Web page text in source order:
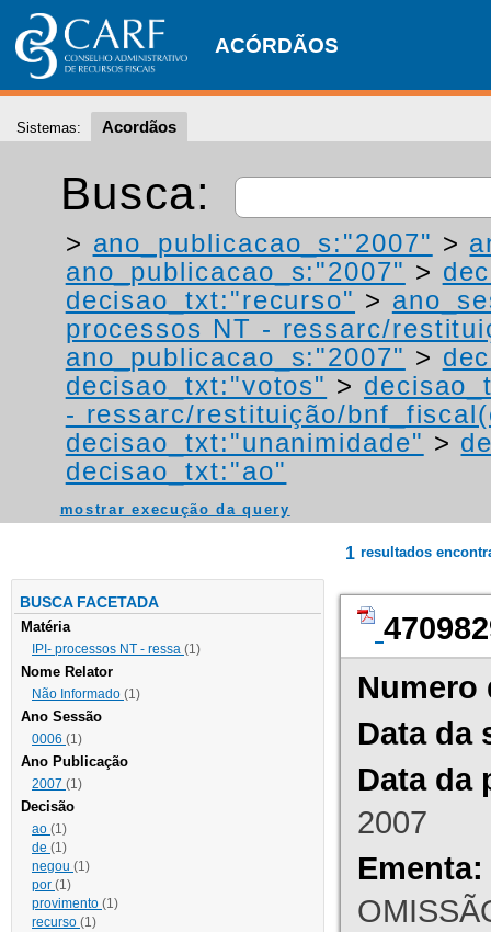
ACÓRDÃOS
Sistemas: Acordãos
Busca:
> ano_publicacao_s:"2007" >
ano_publicacao_s:"2007" >
decisao_txt:"recurso" >
processos NT - ressarc/
ano_publicacao_s:"2007" >
decisao_txt:"votos" >
- ressarc/restituição/
decisao_txt:"unanimidade" >
decisao_txt:"ao"
mostrar execução da query
BUSCA FACETADA
Matéria
IPI- processos NT - ressa (1)
Nome Relator
Não Informado (1)
Ano Sessão
0006 (1)
Ano Publicação
2007 (1)
Decisão
ao (1)
de (1)
negou (1)
por (1)
provimento (1)
recurso (1)
1 resultados
Numero
Data da
Data da
2007
Ementa: